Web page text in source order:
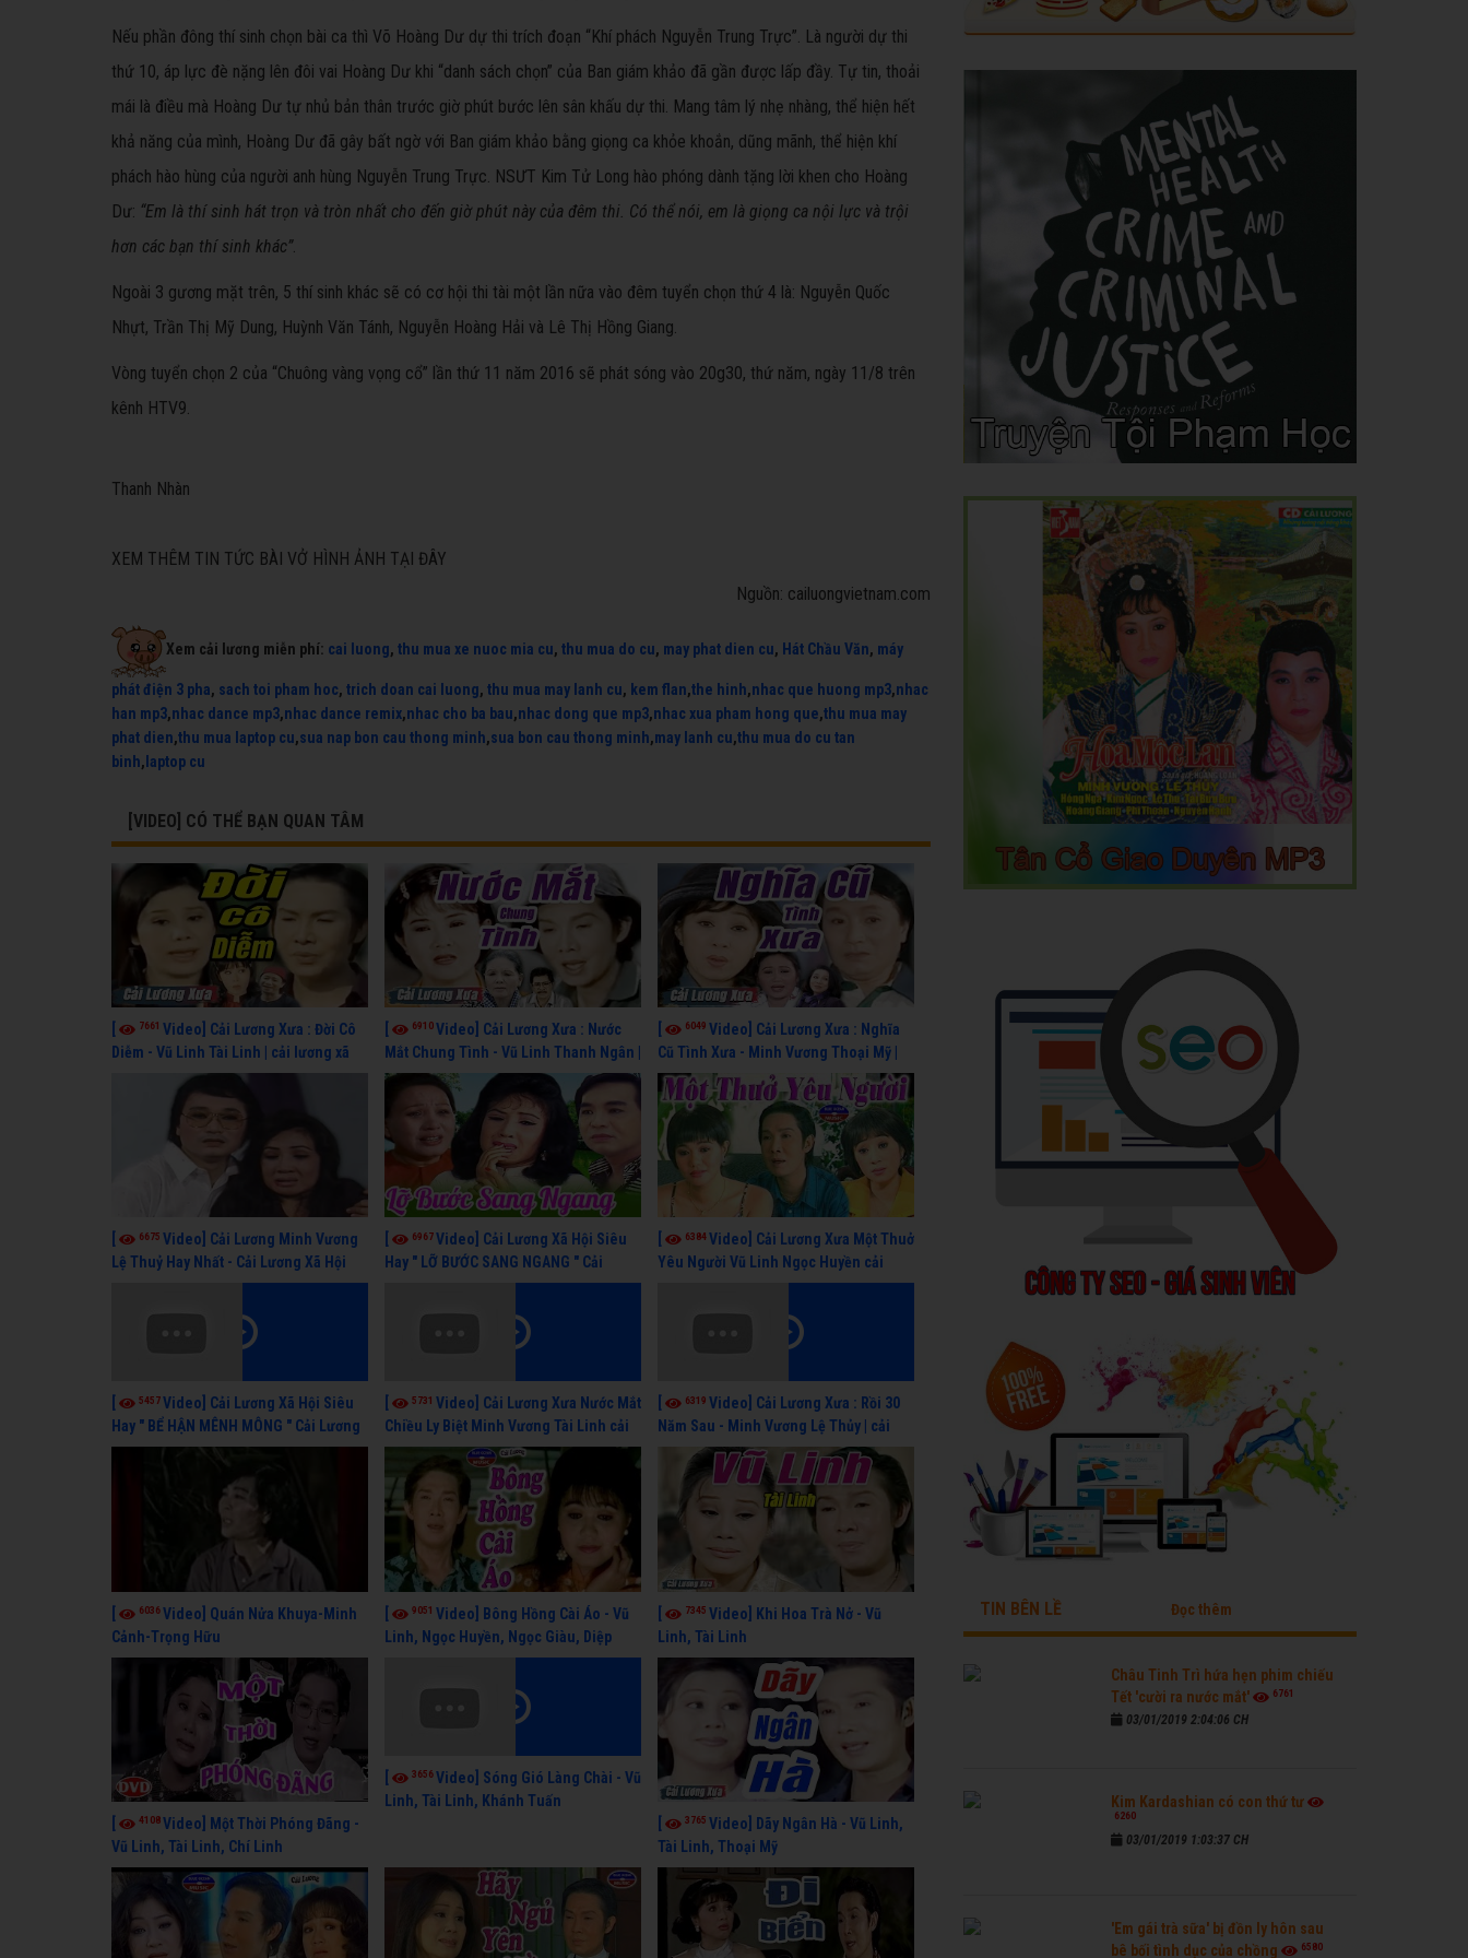
Nếu phần đông thí sinh chọn bài ca thì Võ Hoàng Dư dự thi trích đoạn “Khí phách Nguyễn Trung Trực”. Là người dự thi
thứ 10, áp lực đè nặng lên đôi vai Hoàng Dư khi “danh sách chọn” của Ban giám khảo đã gần được lấp đầy. Tự tin, thoải
mái là điều mà Hoàng Dư tự nhủ bản thân trước giờ phút bước lên sân khấu dự thi. Mang tâm lý nhẹ nhàng, thể hiện hết
khả năng của mình, Hoàng Dư đã gây bất ngờ với Ban giám khảo bằng giọng ca khỏe khoắn, dũng mãnh, thể hiện khí
phách hào hùng của người anh hùng Nguyễn Trung Trực. NSƯT Kim Tử Long hào phóng dành tặng lời khen cho Hoàng
Dư: “Em là thí sinh hát trọn và tròn nhất cho đến giờ phút này của đêm thi. Có thể nói, em là giọng ca nội lực và trội
hơn các bạn thí sinh khác”.
Ngoài 3 gương mặt trên, 5 thí sinh khác sẽ có cơ hội thi tài một lần nữa vào đêm tuyển chọn thứ 4 là: Nguyễn Quốc
Nhựt, Trần Thị Mỹ Dung, Huỳnh Văn Tánh, Nguyễn Hoàng Hải và Lê Thị Hồng Giang.
Vòng tuyển chọn 2 của “Chuông vàng vọng cổ” lần thứ 11 năm 2016 sẽ phát sóng vào 20g30, thứ năm, ngày 11/8 trên
kênh HTV9.
Thanh Nhàn
XEM THÊM TIN TỨC BÀI VỞ HÌNH ẢNH TẠI ĐÂY
Nguồn: cailuongvietnam.com
Xem cải lương miễn phí: cai luong, thu mua xe nuoc mia cu, thu mua do cu, may phat dien cu, Hát Chầu Văn, máy
phát điện 3 pha, sach toi pham hoc, trich doan cai luong, thu mua may lanh cu, kem flan,the hinh,nhac que huong mp3,nhac
han mp3,nhac dance mp3,nhac dance remix,nhac cho ba bau,nhac dong que mp3,nhac xua pham hong que,thu mua may
phat dien,thu mua laptop cu,sua nap bon cau thong minh,sua bon cau thong minh,may lanh cu,thu mua do cu tan
binh, laptop cu
[VIDEO] CÓ THỂ BẠN QUAN TÂM
7661 Video] Cải Lương Xưa : Đời Cô
Diễm - Vũ Linh Tài Linh | cải lương xã
hội hay nhất
6910Video] Cải Lương Xưa : Nước
Mắt Chung Tình - Vũ Linh Thanh Ngân |
cải lương xã hội hay nhất
6049 Video] Cải Lương Xưa : Nghĩa
Cũ Tình Xưa - Minh Vương Thoại Mỹ |
cải lương xã hội hay nhất
6675 Video] Cải Lương Minh Vương
Lệ Thuỷ Hay Nhất - Cải Lương Xã Hội
6967Video] Cải Lương Xã Hội Siêu
Hay " LỠ BƯỚC SANG NGANG " Cải
Lương Lệ Thuỷ, Thanh Tuấn, Hồng Nga
6384Video] Cải Lương Xưa Một Thuở
Yêu Người Vũ Linh Ngọc Huyền cải
lương xã hội hay nhất
5457Video] Cải Lương Xã Hội Siêu
Hay " BỂ HẬN MÊNH MÔNG " Cải Lương
Kim Tử Long, Thanh Ngân Hay Nhất
5731 Video] Cải Lương Xưa Nước Mắt
Chiều Ly Biệt Minh Vương Tài Linh cải
lương xã hội hay nhất
6319 Video] Cải Lương Xưa : Rồi 30
Năm Sau - Minh Vương Lệ Thủy | cải
lương xã hội hay nhất
[ 6036Video] Quán Nửa Khuya-Minh
Cảnh-Trọng Hữu
[ 9051 Video] Bông Hồng Cài Áo - Vũ
Linh, Ngọc Huyền, Ngọc Giàu, Diệp
[ 7345 Video] Khi Hoa Trà Nở - Vũ
Linh, Tài Linh
4108Video] Một Thời Phóng Đãng -
Vũ Linh, Tài Linh, Chí Linh
[ 3656Video] Sóng Gió Làng Chài - Vũ
Linh, Tài Linh, Khánh Tuấn
3765 Video] Dãy Ngân Hà - Vũ Linh,
Tài Linh, Thoại Mỹ
TIN BÊN LỀ Đọc thêm
Châu Tinh Trì hứa hẹn phim chiếu
Tết 'cười ra nước mắt'
6761
03/01/2019 2:04:06 CH
Kim Kardashian có con thứ tư
6260
03/01/2019 1:03:37 CH
'Em gái trà sữa' bị đồn ly hôn sau
bê bối tình dục của chồng
6580